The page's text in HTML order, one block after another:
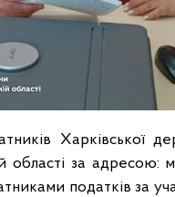
Харківської
області за адресою:
податків за